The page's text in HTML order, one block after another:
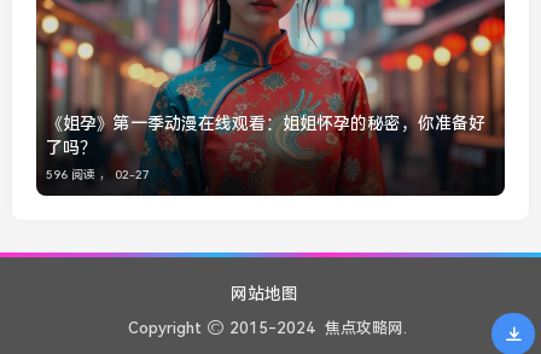
《姐孕》第一季动漫在线观看：姐姐怀孕的秘密，你准备好
了吗？
596 阅读 ， 02-27
网站地图
Copyright 2015-2024 焦点攻略网.